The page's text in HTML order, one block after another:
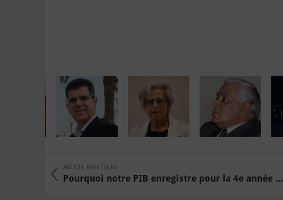
ARTICLE PRÉCÉDENT
Pourquoi notre PIB enregistre pour la 4e année ...